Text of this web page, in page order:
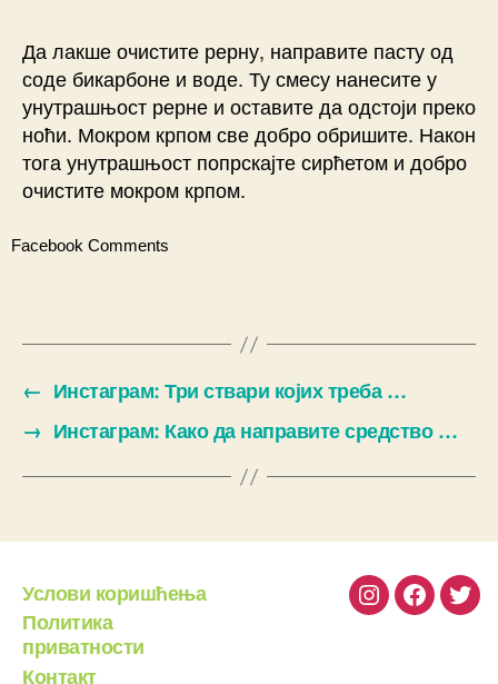
Да лакше очистите рерну, направите пасту од
соде бикарбоне и воде. Ту смесу нанесите у
унутрашњост рерне и оставите да одстоји преко
ноћи. Мокром крпом све добро обришите. Након
тога унутрашњост попрскајте сирћетом и добро
очистите мокром крпом.
Facebook Comments
← Инстаграм: Три ствари којих треба …
→ Инстаграм: Како да направите средство …
Услови коришћења
Политика
приватности
Контакт
Instagram
Facebook